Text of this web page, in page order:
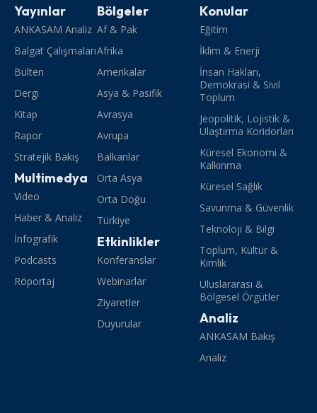
Yayınlar
ANKASAM Analiz
Balgat Çalışmaları
Bülten
Dergi
Kitap
Rapor
Stratejik Bakış
Multimedya
Video
Haber & Analiz
İnfografik
Podcasts
Röportaj
Bölgeler
Af & Pak
Afrika
Amerikalar
Asya & Pasifik
Avrasya
Avrupa
Balkanlar
Orta Asya
Orta Doğu
Türkiye
Etkinlikler
Konferanslar
Webinarlar
Ziyaretler
Duyurular
Konular
Eğitim
İklim & Enerji
İnsan Hakları,
Demokrasi & Sivil
Toplum
Jeopolitik, Lojistik &
Ulaştırma Koridorları
Küresel Ekonomi &
Kalkınma
Küresel Sağlık
Savunma & Güvenlik
Teknoloji & Bilgi
Toplum, Kültür &
Kimlik
Uluslararası &
Bölgesel Örgütler
Analiz
ANKASAM Bakış
Analiz